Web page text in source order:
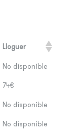
Lloguer
No disponible
74€
No disponible
No disponible